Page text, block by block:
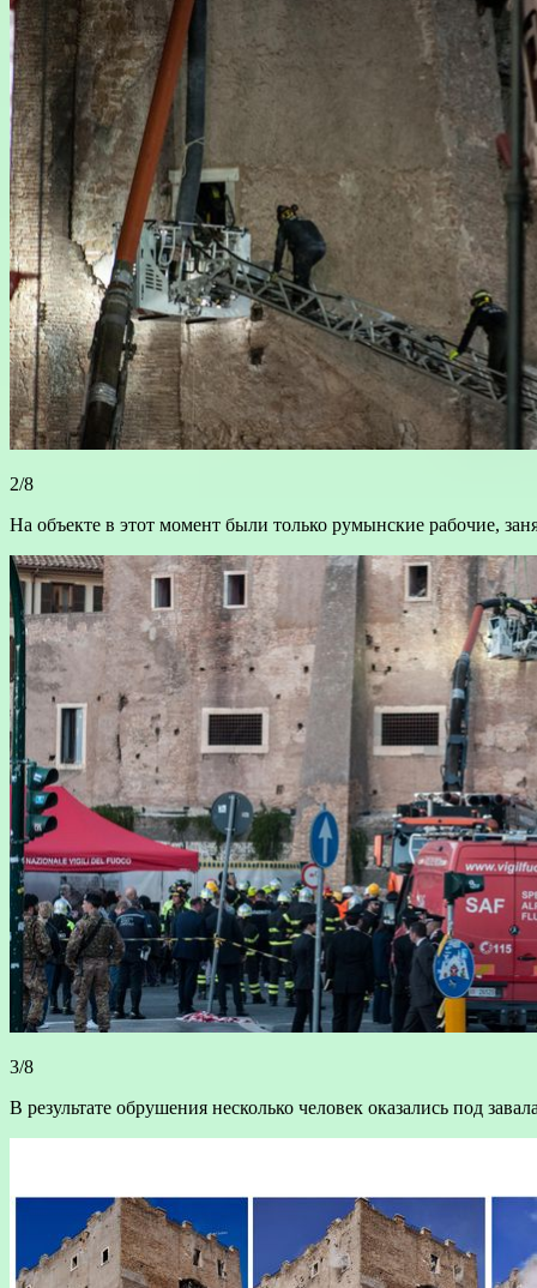
2/8
На объекте в этот момент были только румынские рабочие,
3/8
В результате обрушения несколько человек оказались под